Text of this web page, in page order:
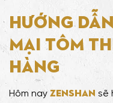
Hướng
Mại Tôm
hàng
Hôm nay Zenshan sẽ